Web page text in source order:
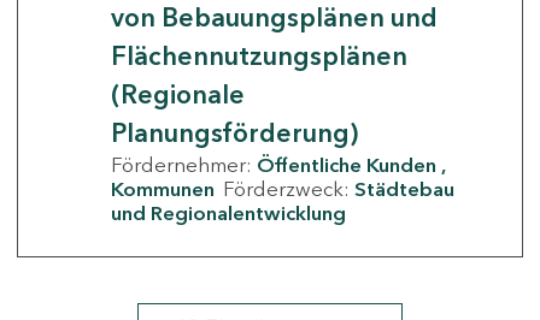
von Bebauungsplänen und
Flächennutzungsplänen
(Regionale
Planungsförderung)
Fördernehmer: Öffentliche Kunden
Kommunen Förderzweck: Städtebau
und Regionalentwicklung